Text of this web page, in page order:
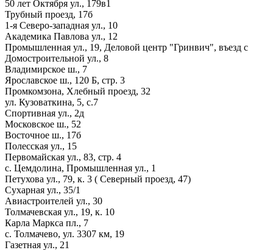
50 лет Октября ул., 179в1
Трубный проезд, 17б
1-я Северо-западная ул., 10
Академика Павлова ул., 12
Промышленная ул., 19, Деловой центр "Гринвич", въезд с
Домостроительной ул., 8
Владимирское ш., 7
Ярославское ш., 120 Б, стр. 3
Промкомзона, Хлебный проезд, 32
ул. Кузоваткина, 5, с.7
Спортивная ул., 2д
Московское ш., 52
Восточное ш., 17б
Полесская ул., 15
Первомайская ул., 83, стр. 4
с. Цемдолина, Промышленная ул., 1
Петухова ул., 79, к. 3 ( Северный проезд, 47)
Сухарная ул., 35/1
Авиастроителей ул., 30
Толмачевская ул., 19, к. 10
Карла Маркса пл., 7
с. Толмачево, ул. 3307 км, 19
Газетная ул., 21